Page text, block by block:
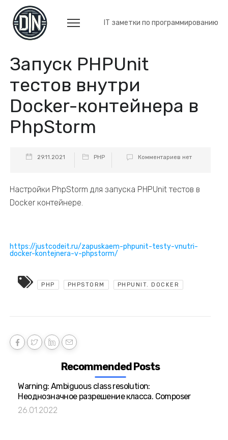
IT заметки по программированию
Запуск PHPUnit
тестов внутри
Docker-контейнера в
PhpStorm
29.11.2021 PHP Комментариев нет
Настройки PhpStorm для запуска PHPUnit тестов в
Docker контейнере.
https://justcodeit.ru/zapuskaem-phpunit-testy-vnutri-
docker-kontejnera-v-phpstorm/
PHP PHPSTORM PHPUNIT. DOCKER
Recommended Posts
Warning: Ambiguous class resolution:
Неоднозначное разрешение класса. Composer
26.01.2022